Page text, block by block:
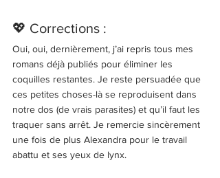
💖 Corrections :
Oui, oui, dernièrement, j’ai repris tous mes
romans déjà publiés pour éliminer les
coquilles restantes. Je reste persuadée que
ces petites choses-là se reproduisent dans
notre dos (de vrais parasites) et qu’il faut les
traquer sans arrêt. Je remercie sincèrement
une fois de plus Alexandra pour le travail
abattu et ses yeux de lynx.